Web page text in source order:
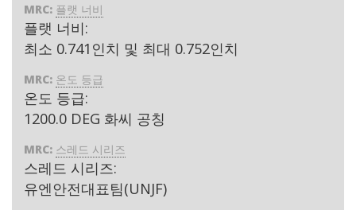
MRC: 플랫 너비
플랫 너비:
최소 0.741인치 및 최대 0.752인치
MRC: 온도 등급
온도 등급:
1200.0 DEG 화씨 공칭
MRC: 스레드 시리즈
스레드 시리즈:
유엔안전대표팀(UNJF)